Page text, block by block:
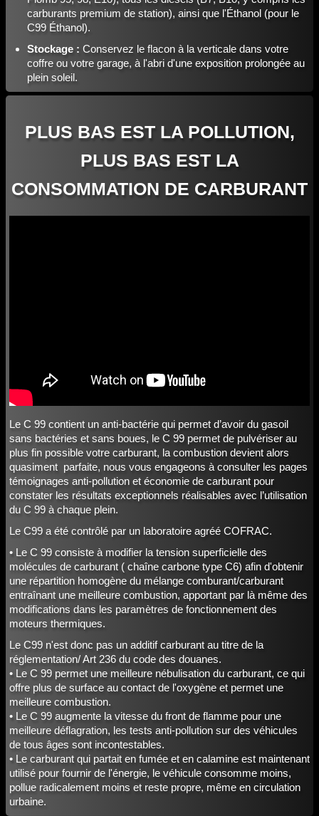
carburants premium de station), ainsi que l'Éthanol (pour le
C99 Éthanol).
Stockage : Conservez le flacon à la verticale dans votre
coffre ou votre garage, à l'abri d'une exposition prolongée au
plein soleil.
PLUS BAS EST LA POLLUTION,
PLUS BAS EST LA
CONSOMMATION DE CARBURANT
Le C 99 contient un anti-bactérie qui permet d’avoir du gasoil
sans bactéries et sans boues, le C 99 permet de pulvériser au
plus fin possible votre carburant, la combustion devient alors
quasiment parfaite, nous vous engageons à consulter les pages
témoignages anti-pollution et économie de carburant pour
constater les résultats exceptionnels réalisables avec l’utilisation
du C 99 à chaque plein.
Le C99 a été contrôlé par un laboratoire agréé COFRAC.
• Le C 99 consiste à modifier la tension superficielle des
molécules de carburant ( chaîne carbone type C6) afin d'obtenir
une répartition homogène du mélange comburant/carburant
entraînant une meilleure combustion, apportant par là même des
modifications dans les paramètres de fonctionnement des
moteurs thermiques.
Le C99 n'est donc pas un additif carburant au titre de la
réglementation/ Art 236 du code des douanes.
• Le C 99 permet une meilleure nébulisation du carburant, ce qui
offre plus de surface au contact de l'oxygène et permet une
meilleure combustion.
• Le C 99 augmente la vitesse du front de flamme pour une
meilleure déflagration, les tests anti-pollution sur des véhicules
de tous âges sont incontestables.
• Le carburant qui partait en fumée et en calamine est maintenant
utilisé pour fournir de l'énergie, le véhicule consomme moins,
pollue radicalement moins et reste propre, même en circulation
urbaine.